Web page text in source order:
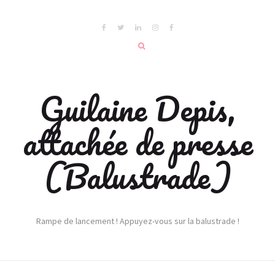
Guilaine Depis,
attachée de presse
(Balustrade)
Rampe de lancement ! Appuyez-vous sur la balustrade !